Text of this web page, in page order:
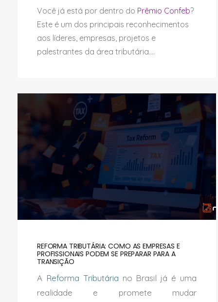
Você já está por dentro do Prêmio Confeb?
Este é um dos principais reconhecimentos
aos líderes, empresas, projetos e
palestrantes da área tributária....
REFORMA TRIBUTÁRIA: COMO AS EMPRESAS E
PROFISSIONAIS PODEM SE PREPARAR PARA A
TRANSIÇÃO
A Reforma Tributária no Brasil já é uma
realidade e promete mudar